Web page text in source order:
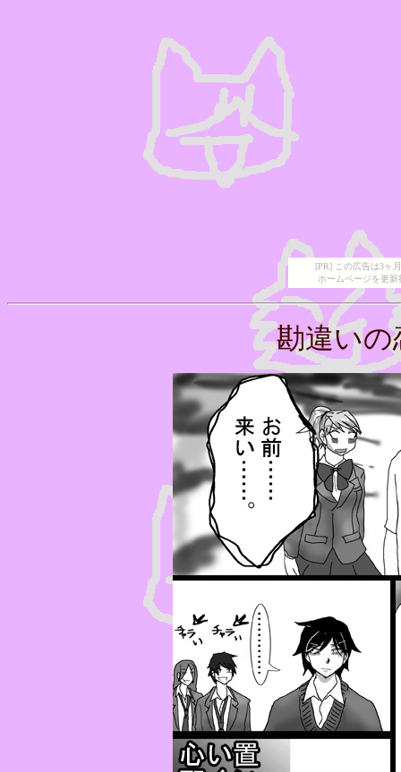
[PR] この広告は3ヶ
ホームページを更
勘違いの